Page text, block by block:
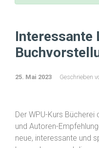
Interessante
25. Mai 2023 Geschrieben
Der WPU-Kurs
und Autoren-
neue, interessante und